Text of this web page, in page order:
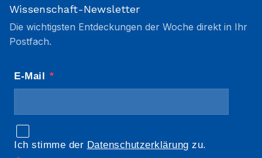
Wissenschaft-Newsletter
Die wichtigsten Entdeckungen der Woche direkt in Ihr
Postfach.